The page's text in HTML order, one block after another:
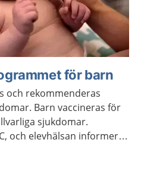
för barn
och rekommenderas
Barn vaccineras för
sjukdomar.
och elevhälsan informerar